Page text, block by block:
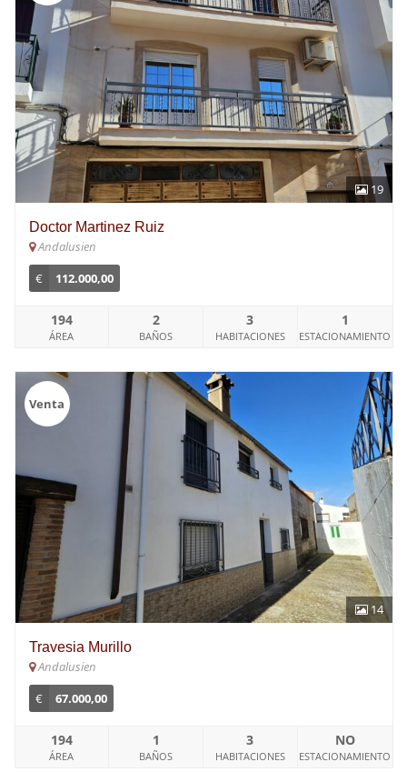
19
Doctor Martinez Ruiz
Andalusien
€
112.000,00
194
ÁREA
2
BAÑOS
3
HABITACIONES
1
ESTACIONAMIENTO
14
Venta
Travesia Murillo
Andalusien
€
67.000,00
194
ÁREA
1
BAÑOS
3
HABITACIONES
NO
ESTACIONAMIENTO